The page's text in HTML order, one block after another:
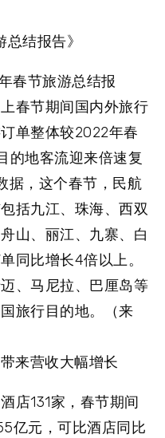
结报告》
春节旅游总结报
春节期间国内外旅行
单整体较2022年春
的地客流迎来倍速复
据，这个春节，民航
括九江、珠海、西双
山、丽江、九寨、白
同比增长4倍以上。
、马尼拉、巴厘岛等
旅行目的地。（来
来营收大幅增长
店131家，春节期间
亿元，可比酒店同比